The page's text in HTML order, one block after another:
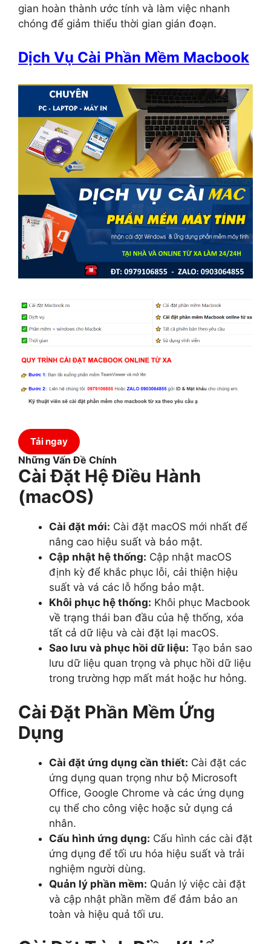
gian hoàn thành ước tính và làm việc nhanh
chóng để giảm thiểu thời gian gián đoạn.
Dịch Vụ Cài Phần Mềm Macbook
Tải ngay
Những Vấn Đề Chính
Cài Đặt Hệ Điều Hành
(macOS)
Cài đặt mới: Cài đặt macOS mới nhất để
nâng cao hiệu suất và bảo mật.
Cập nhật hệ thống: Cập nhật macOS
định kỳ để khắc phục lỗi, cải thiện hiệu
suất và vá các lỗ hổng bảo mật.
Khôi phục hệ thống: Khôi phục Macbook
về trạng thái ban đầu của hệ thống, xóa
tất cả dữ liệu và cài đặt lại macOS.
Sao lưu và phục hồi dữ liệu: Tạo bản sao
lưu dữ liệu quan trọng và phục hồi dữ liệu
trong trường hợp mất mát hoặc hư hỏng.
Cài Đặt Phần Mềm Ứng
Dụng
Cài đặt ứng dụng cần thiết: Cài đặt các
ứng dụng quan trọng như bộ Microsoft
Office, Google Chrome và các ứng dụng
cụ thể cho công việc hoặc sử dụng cá
nhân.
Cấu hình ứng dụng: Cấu hình các cài đặt
ứng dụng để tối ưu hóa hiệu suất và trải
nghiệm người dùng.
Quản lý phần mềm: Quản lý việc cài đặt
và cập nhật phần mềm để đảm bảo an
toàn và hiệu quả tối ưu.